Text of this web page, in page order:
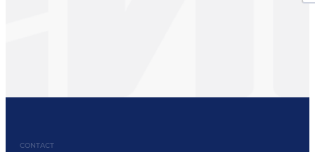
CONTACT